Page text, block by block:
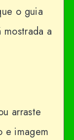
o guia
a
arraste
e imagem